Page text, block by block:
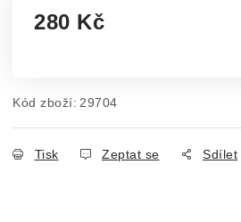
280 Kč
Kód zboží: 29704
Tisk Zeptat se Sdílet